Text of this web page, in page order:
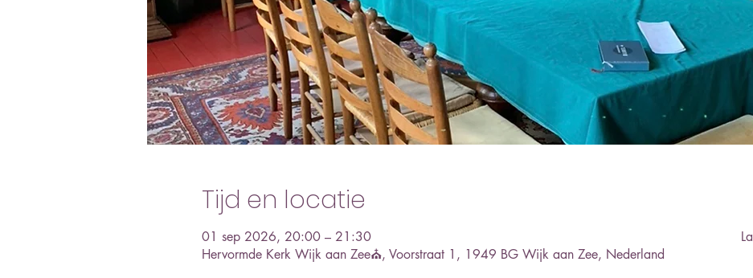
Tijd en locatie
01 sep 2026, 20:00 – 21:30
Hervormde Kerk Wijk aan Zee⛪, Voorstraat 1, 1949 BG Wijk aan Zee, Nederland